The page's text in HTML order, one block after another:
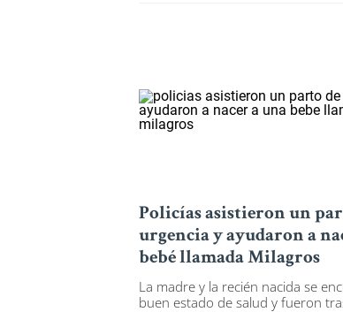
Policías asistieron un
urgencia y ayudaron a
bebé llamada Milagros
La madre y la recién nacida se
buen estado de salud y fueron